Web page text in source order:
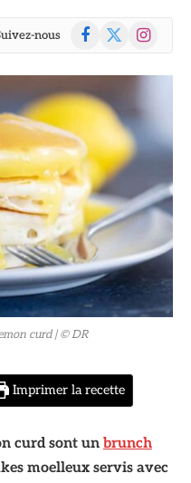
nous Facebook
X
Instagram
curd| © DR
Imprimer la recette
curd sont un brunch
moelleux servis avec